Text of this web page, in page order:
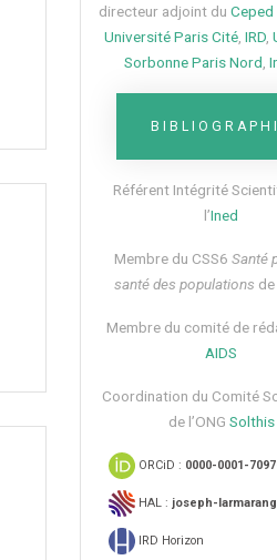
directeur adjoint du Ceped
Université Paris Cité, IRD,
Sorbonne Paris Nord
Référent Intégrité
l’Ined
Membre du CSS6​ Santé
santé des populations de
Membre du comité de
AIDS
Coordination du Comité
de l’ONG Solthis
ORCiD : 0000-0001-
HAL : joseph-
IRD Horizon